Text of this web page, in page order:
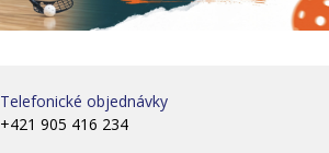
Telefonické objednávky
+421 905 416 234